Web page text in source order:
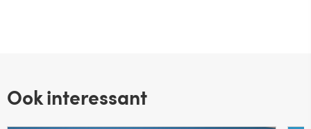
Ook interessant